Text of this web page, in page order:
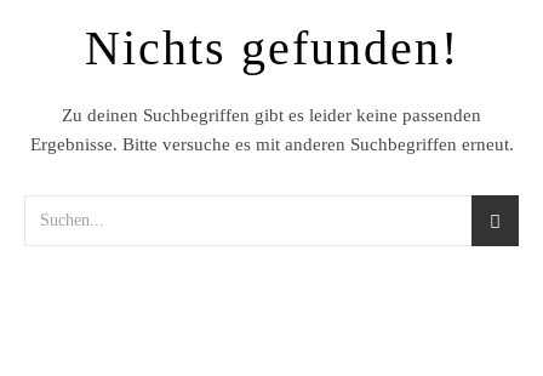
Nichts gefunden!
Zu deinen Suchbegriffen gibt es leider keine passenden
Ergebnisse. Bitte versuche es mit anderen Suchbegriffen erneut.